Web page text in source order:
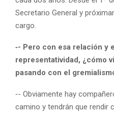
Secretario General y
cargo.
‑- Pero con esa relación y
representatividad, ¿cómo
pasando con el
‑- Obviamente hay
camino y tendrán que rendir